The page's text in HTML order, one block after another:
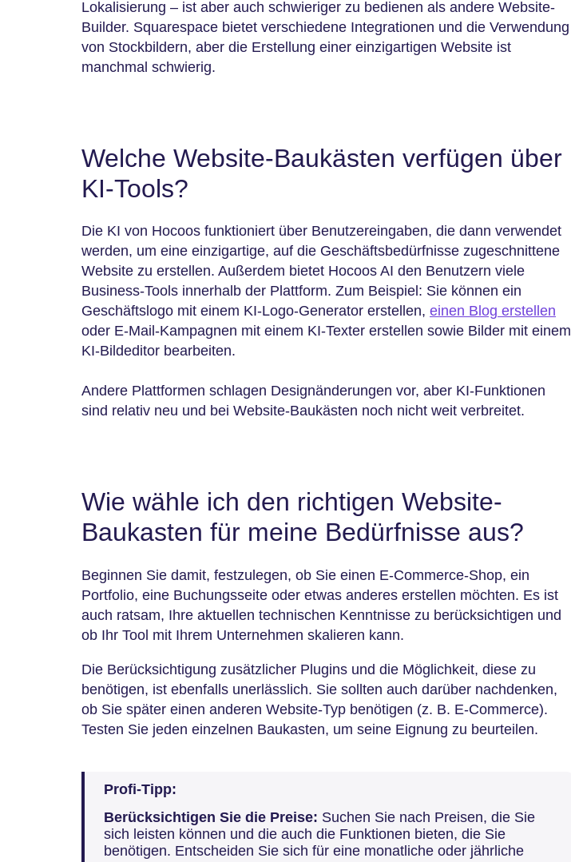
Lokalisierung – ist aber auch schwieriger zu bedienen als andere Website-
Builder. Squarespace bietet verschiedene Integrationen und die Verwendung
von Stockbildern, aber die Erstellung einer einzigartigen Website ist
manchmal schwierig.
Welche Website-Baukästen verfügen über
KI-Tools?
Die KI von Hocoos funktioniert über Benutzereingaben, die dann verwendet
werden, um eine einzigartige, auf die Geschäftsbedürfnisse zugeschnittene
Website zu erstellen. Außerdem bietet Hocoos AI den Benutzern viele
Business-Tools innerhalb der Plattform. Zum Beispiel: Sie können ein
Geschäftslogo mit einem KI-Logo-Generator erstellen, einen Blog erstellen
oder E-Mail-Kampagnen mit einem KI-Texter erstellen sowie Bilder mit einem
KI-Bildeditor bearbeiten.
Andere Plattformen schlagen Designänderungen vor, aber KI-Funktionen
sind relativ neu und bei Website-Baukästen noch nicht weit verbreitet.
Wie wähle ich den richtigen Website-
Baukasten für meine Bedürfnisse aus?
Beginnen Sie damit, festzulegen, ob Sie einen E-Commerce-Shop, ein
Portfolio, eine Buchungsseite oder etwas anderes erstellen möchten. Es ist
auch ratsam, Ihre aktuellen technischen Kenntnisse zu berücksichtigen und
ob Ihr Tool mit Ihrem Unternehmen skalieren kann.
Die Berücksichtigung zusätzlicher Plugins und die Möglichkeit, diese zu
benötigen, ist ebenfalls unerlässlich. Sie sollten auch darüber nachdenken,
ob Sie später einen anderen Website-Typ benötigen (z. B. E-Commerce).
Testen Sie jeden einzelnen Baukasten, um seine Eignung zu beurteilen.
Profi-Tipp:
Berücksichtigen Sie die Preise: Suchen Sie nach Preisen, die Sie
sich leisten können und die auch die Funktionen bieten, die Sie
benötigen. Entscheiden Sie sich für eine monatliche oder jährliche